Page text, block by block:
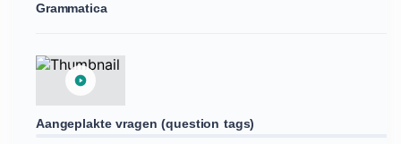
Grammatica
Aangeplakte vragen (question tags)